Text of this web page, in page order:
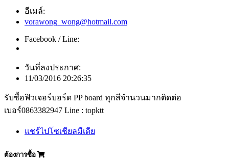
อีเมล์:
vorawong_wong@hotmail.com
Facebook / Line:
วันที่ลงประกาศ:
11/03/2016 20:26:35
รับซื้อฟิวเจอร์บอร์ด PP board ทุกสีจำนวนมากติดต่อ
เบอร์0863382947 Line : topktt
แชร์ไปโซเชียลมีเดีย
ต้องการซื้อ